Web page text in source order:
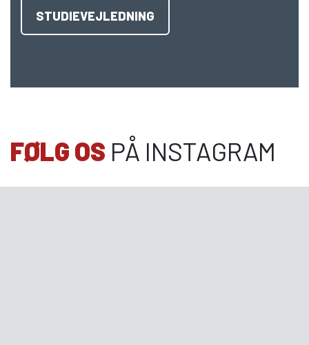
STUDIEVEJLEDNING
FØLG OS PÅ INSTAGRAM